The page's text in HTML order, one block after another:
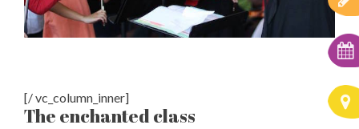
[/ vc_column_inner]
The enchanted class